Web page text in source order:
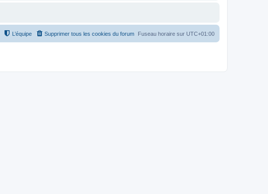
Fuseau horaire sur UTC+01:00
Supprimer tous les cookies du forum
L’équipe